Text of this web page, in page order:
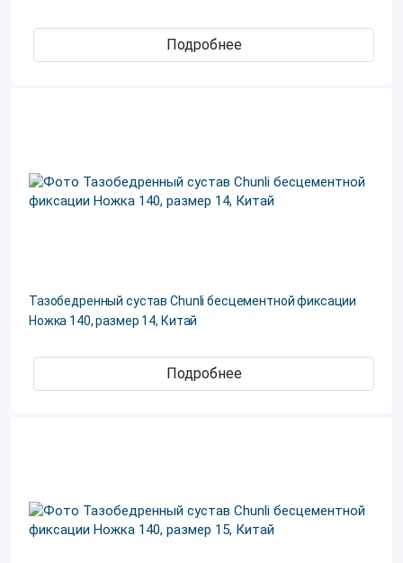
Подробнее
Тазобедренный сустав Chunli бесцементной фиксации
Ножка 140, размер 14, Китай
Подробнее